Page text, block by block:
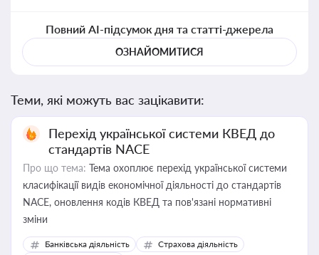
Повний AI-підсумок дня та статті-джерела
ОЗНАЙОМИТИСЯ
Теми, які можуть вас зацікавити:
Перехід української системи КВЕД до
стандартів NACE
Про що тема: Тема охоплює перехід української системи
класифікації видів економічної діяльності до стандартів
NACE, оновлення кодів КВЕД та пов'язані нормативні
зміни
Банківська діяльність
Страхова діяльність